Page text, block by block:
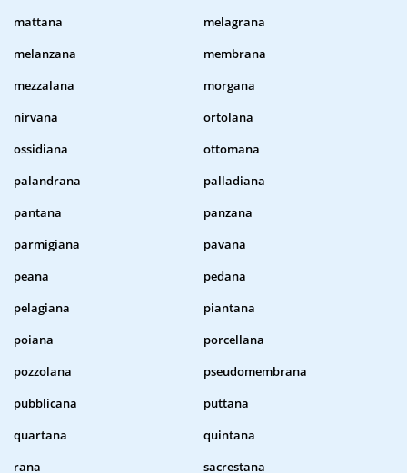
mattana
melagrana
melanzana
membrana
mezzalana
morgana
nirvana
ortolana
ossidiana
ottomana
palandrana
palladiana
pantana
panzana
parmigiana
pavana
peana
pedana
pelagiana
piantana
poiana
porcellana
pozzolana
pseudomembrana
pubblicana
puttana
quartana
quintana
rana
sacrestana